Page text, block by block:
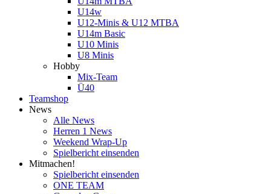
U14w
U12-Minis & U12 MTBA
U14m Basic
U10 Minis
U8 Minis
Hobby
Mix-Team
Ü40
Teamshop
News
Alle News
Herren 1 News
Weekend Wrap-Up
Spielbericht einsenden
Mitmachen!
Spielbericht einsenden
ONE TEAM